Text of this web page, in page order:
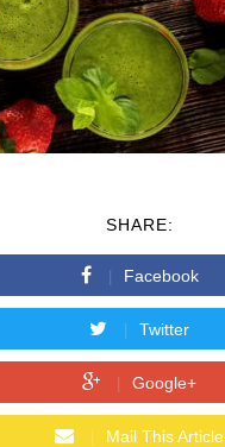
SHARE:
Facebook
Twitter
Google+
Mail This Article